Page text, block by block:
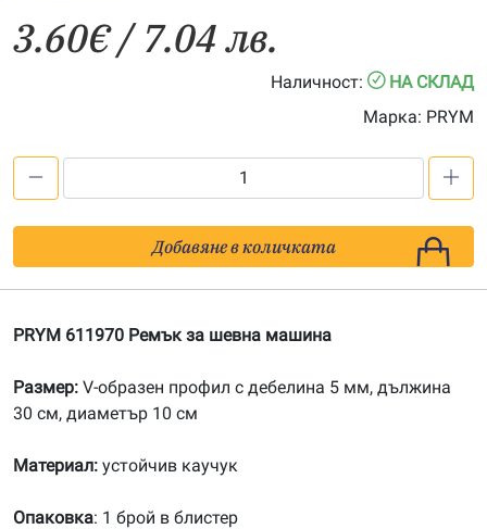
3.60€/ 7.04 лв.
Наличност:
НА СКЛАД
Марка: PRYM
611970
Ремък
шевна
Добавяне в количката
PRYM 611970 Ремък за шевна машина
Размер: V-образен профил с дебелина 5 мм, дължина
30 см, диаметър 10 см
Материал: устойчив каучук
Опаковка: 1 брой в блистер